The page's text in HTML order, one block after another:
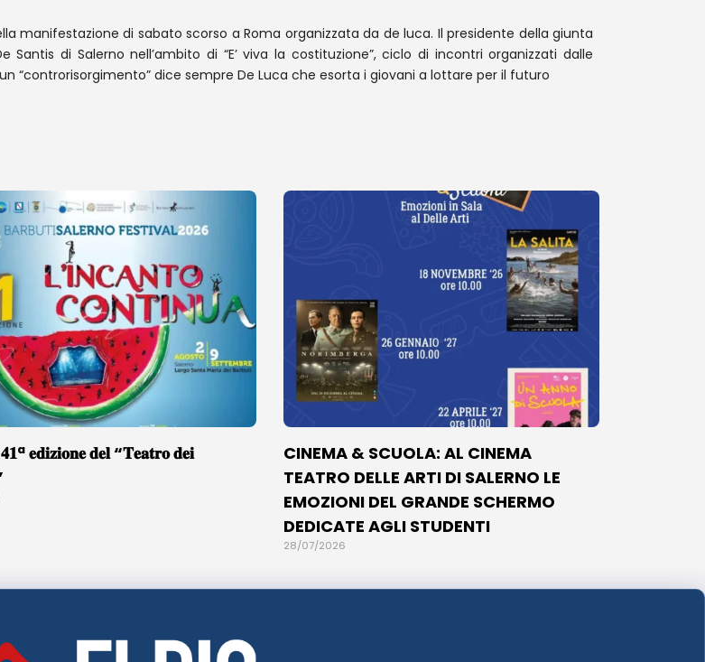
manifestazione di sabato scorso a Roma organizzata da de luca. Il presidente della giunta
di Salerno nell’ambito di “E’ viva la costituzione”, ciclo di incontri organizzati dalle
“controrisorgimento” dice sempre De Luca che esorta i giovani a lottare per il futuro
𝐞𝐝𝐢𝐳𝐢𝐨𝐧𝐞 𝐝𝐞𝐥 “𝐓𝐞𝐚𝐭𝐫𝐨 𝐝𝐞𝐢
CINEMA & SCUOLA: AL CINEMA
TEATRO DELLE ARTI DI SALERNO LE
EMOZIONI DEL GRANDE SCHERMO
DEDICATE AGLI STUDENTI
28/07/2026